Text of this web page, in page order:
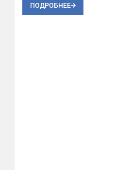
ПОДРОБНЕЕ